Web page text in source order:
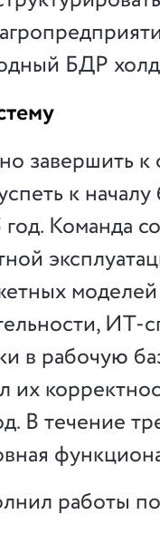
БДР
завершить к
к
Команда
ИТ-
в рабочую
их
В течение
работы